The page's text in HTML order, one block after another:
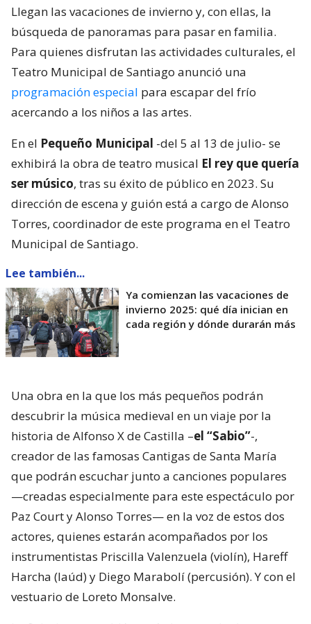
Llegan las vacaciones de invierno y, con ellas, la
búsqueda de panoramas para pasar en familia.
Para quienes disfrutan las actividades culturales, el
Teatro Municipal de Santiago anunció una
programación especial para escapar del frío
acercando a los niños a las artes.
En el Pequeño Municipal -del 5 al 13 de julio- se
exhibirá la obra de teatro musical El rey que quería
ser músico, tras su éxito de público en 2023. Su
dirección de escena y guión está a cargo de Alonso
Torres, coordinador de este programa en el Teatro
Municipal de Santiago.
Lee también...
Ya comienzan las vacaciones de
invierno 2025: qué día inician en
cada región y dónde durarán más
Una obra en la que los más pequeños podrán
descubrir la música medieval en un viaje por la
historia de Alfonso X de Castilla –el “Sabio”-,
creador de las famosas Cantigas de Santa María
que podrán escuchar junto a canciones populares
—creadas especialmente para este espectáculo por
Paz Court y Alonso Torres— en la voz de estos dos
actores, quienes estarán acompañados por los
instrumentistas Priscilla Valenzuela (violín), Hareff
Harcha (laúd) y Diego Marabolí (percusión). Y con el
vestuario de Loreto Monsalve.